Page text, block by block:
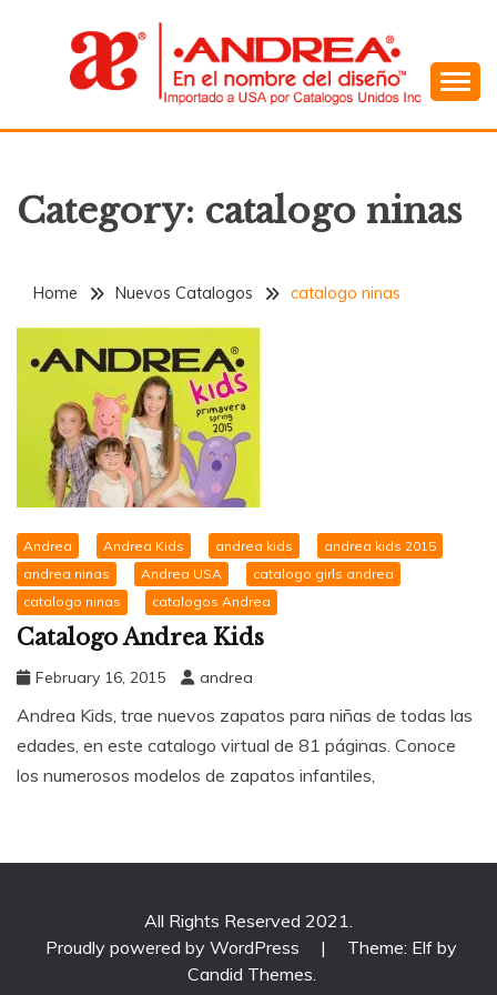
ANDREA
Category: catalogo ninas
Home Nuevos Catalogos catalogo ninas
Andrea Andrea Kids andrea kids
andrea kids 2015
andrea ninas
Andrea USA
catalogo girls andrea
catalogo ninas
catalogos Andrea
Catalogo Andrea Kids
February 16, 2015 andrea
Andrea Kids, trae nuevos zapatos para niñas de todas las
edades, en este catalogo virtual de 81 páginas. Conoce
los numerosos modelos de zapatos infantiles,
All Rights Reserved 2021.
Proudly powered by WordPress
|
Theme: Elf by
Candid Themes